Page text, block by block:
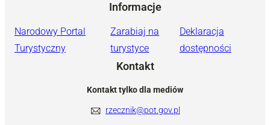
Informacje
Narodowy Portal
Turystyczny
Zarabiaj na
turystyce
Deklaracja
dostępności
Kontakt
Kontakt tylko dla mediów
rzecznik@pot.gov.pl